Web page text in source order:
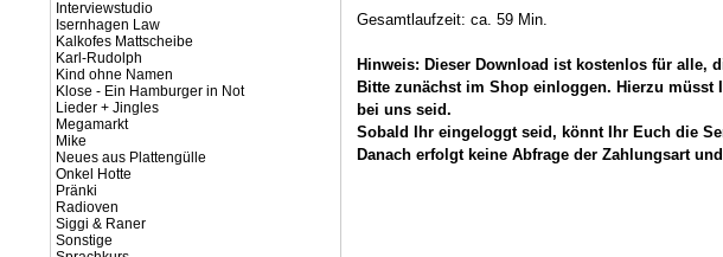
Interviewstudio
Isernhagen Law
Kalkofes Mattscheibe
Karl-Rudolph
Kind ohne Namen
Klose - Ein Hamburger in Not
Lieder + Jingles
Megamarkt
Mike
Neues aus Plattengülle
Onkel Hotte
Pränki
Radioven
Siggi & Raner
Sonstige
Gesamtlaufzeit: ca. 59 Min.
Hinweis: Dieser Download ist kostenlos für alle,
Bitte zunächst im Shop einloggen. Hierzu
bei uns seid.
Sobald Ihr eingeloggt seid, könnt Ihr Euch die
Danach erfolgt keine Abfrage der Zahlungsart